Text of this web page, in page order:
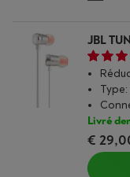
JBL
Livré
€